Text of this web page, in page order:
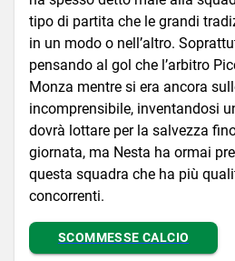
tipo di partita che le grandi
in un modo o nell’altro.
pensando al gol che l’arbitro
Monza mentre si era ancora
incomprensibile, inventandosi
dovrà lottare per la salvezza
giornata, ma Nesta ha ormai
questa squadra che ha più
concorrenti.
SCOMMESSE CALCIO